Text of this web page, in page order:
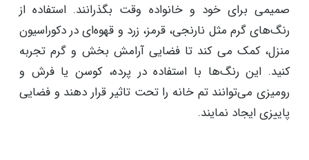
صمیمی برای خود و خانواده وقت بگذرانند. استفاده از
رنگ‌های گرم مثل نارنجی، قرمز، زرد و قهوه‌ای در دکوراسیون
منزل، کمک می کند تا فضایی آرامش بخش و گرم تجربه
کنید. این رنگ‌ها با استفاده در پرده، کوسن یا فرش و
رومیزی می‌توانند تم خانه را تحت تاثیر قرار دهند و فضایی
پاییزی ایجاد نمایند.